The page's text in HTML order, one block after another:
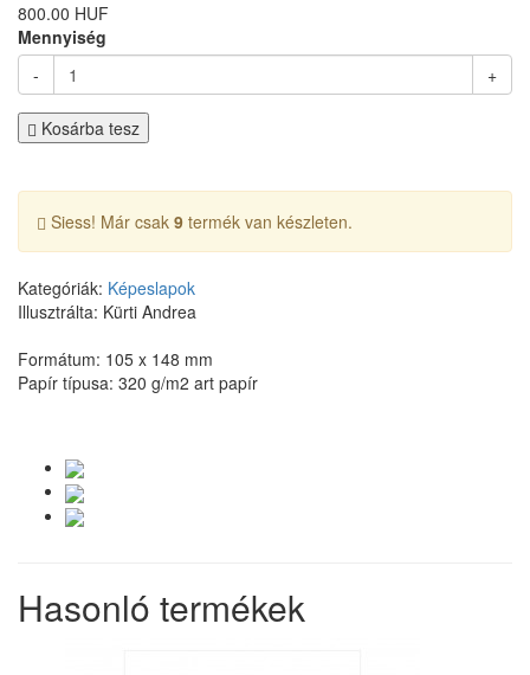
800.00 HUF
Mennyiség
-
+
Kosárba tesz
Siess! Már csak 9 termék van készleten.
Kategóriák: Képeslapok
Illusztrálta: Kürti Andrea
Formátum: 105 x 148 mm
Papír típusa: 320 g/m2 art papír
Hasonló termékek